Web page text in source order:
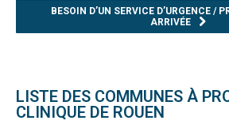
BESOIN D’UN SERVICE D’URGENCE /
ARRIVÉE
LISTE DES COMMUNES À
CLINIQUE DE ROUEN